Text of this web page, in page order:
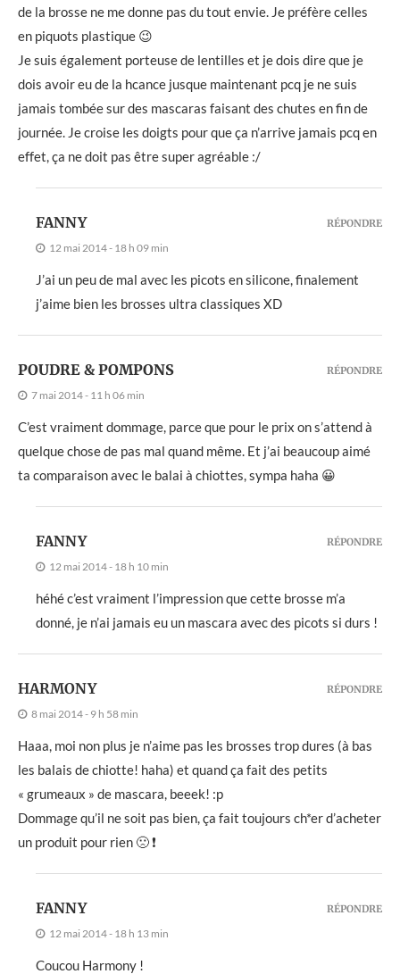
de la brosse ne me donne pas du tout envie. Je préfère celles
en piquots plastique 😉
Je suis également porteuse de lentilles et je dois dire que je
dois avoir eu de la hcance jusque maintenant pcq je ne suis
jamais tombée sur des mascaras faisant des chutes en fin de
journée. Je croise les doigts pour que ça n’arrive jamais pcq en
effet, ça ne doit pas être super agréable :/
FANNY
12 mai 2014 - 18 h 09 min
J’ai un peu de mal avec les picots en silicone, finalement
j’aime bien les brosses ultra classiques XD
RÉPONDRE
POUDRE & POMPONS
7 mai 2014 - 11 h 06 min
C’est vraiment dommage, parce que pour le prix on s’attend à
quelque chose de pas mal quand même. Et j’ai beaucoup aimé
ta comparaison avec le balai à chiottes, sympa haha 😀
RÉPONDRE
FANNY
12 mai 2014 - 18 h 10 min
héhé c’est vraiment l’impression que cette brosse m’a
donné, je n’ai jamais eu un mascara avec des picots si durs !
RÉPONDRE
HARMONY
8 mai 2014 - 9 h 58 min
Haaa, moi non plus je n’aime pas les brosses trop dures (à bas
les balais de chiotte! haha) et quand ça fait des petits
« grumeaux » de mascara, beeek! :p
Dommage qu’il ne soit pas bien, ça fait toujours ch*er d’acheter
un produit pour rien 🙁 ❗
RÉPONDRE
FANNY
12 mai 2014 - 18 h 13 min
Coucou Harmony !
RÉPONDRE